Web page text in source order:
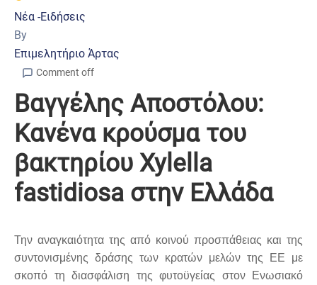
Νέα -Ειδήσεις
By
Επιμελητήριο Άρτας
Comment off
Βαγγέλης Αποστόλου:
Κανένα κρούσμα του
βακτηρίου Xylella
fastidiosa στην Ελλάδα
Την αναγκαιότητα της από κοινού προσπάθειας και της
συντονισμένης δράσης των κρατών μελών της ΕΕ με
σκοπό τη διασφάλιση της φυτοϋγείας στον Ενωσιακό